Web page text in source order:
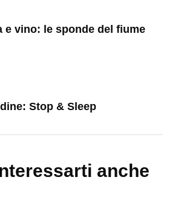
e vino: le sponde del fiume
Stop & Sleep
anche